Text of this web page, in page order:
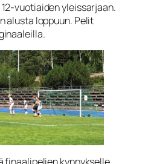
vuotiaiden yleissarjaan.
alusta loppuun. Pelit